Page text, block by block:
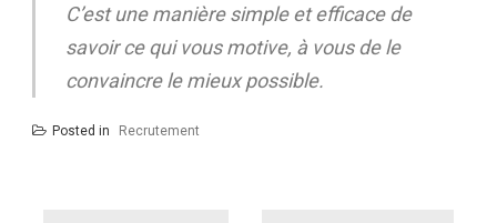
C’est une manière simple et efficace de
savoir ce qui vous motive, à vous de le
convaincre le mieux possible.
Posted in Recrutement